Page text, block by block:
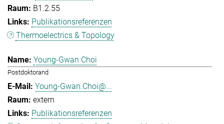
B1.2.55
Publikationsreferenzen
Thermoelectrics & Topology
Young-Gwan Choi
Postdoktorand
Young-Gwan.Choi@...
extern
Publikationsreferenzen